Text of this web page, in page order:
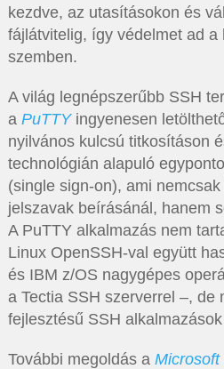
kezdve, az utasításokon és
fájlátvitelig, így védelmet ad a
szemben.
A világ legnépszerűbb SSH
a PuTTYingyenesen
nyilvános kulcsú titkosításon
technológián alapuló
(single sign-on), ami
jelszavak beírásánál, hanem
A PuTTY alkalmazás nem
Linux OpenSSH-val együtt
és IBM z/OS nagygépes
a Tectia SSH szerverrel –, de
fejlesztésű SSH
További megoldás a Microsoft